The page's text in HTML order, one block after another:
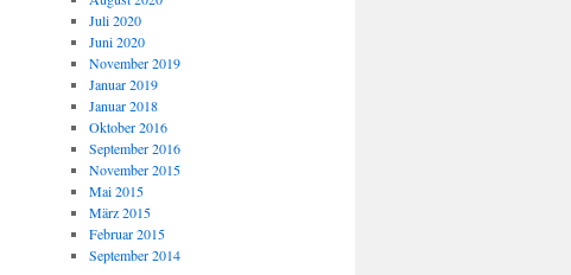
Juli 2020
Juni 2020
November 2019
Januar 2019
Januar 2018
Oktober 2016
September 2016
November 2015
Mai 2015
März 2015
Februar 2015
September 2014